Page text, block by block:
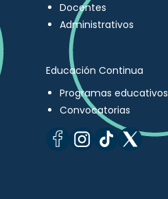
Docentes
Administrativos
Educación Continua
Programas educativos
Convocatorias